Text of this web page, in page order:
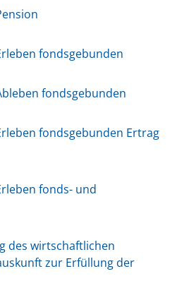
fondsgebunden
fondsgebunden
fondsgebunden Ertrag
fonds- und
des wirtschaftlichen
zur Erfüllung der